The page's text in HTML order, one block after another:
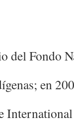
del Fondo
en